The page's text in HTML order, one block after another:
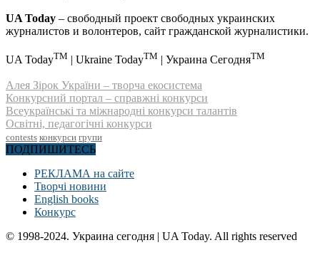
UA Today – свободный проект свободных украинских
журналистов и волонтеров, сайт гражданской журналистики.
UA TodayTM | Ukraine TodayTM | Украина СегодняTM
Алея Зірок України – творча екосистема
Конкурсний портал – справжні конкурси
Всеукраїнські та міжнародні конкурси талантів
Освітні, педагогічні конкурси
contests конкурси групи
ПОДПИШИТЕСЬ
РЕКЛАМА на сайте
Творчі новини
English books
Конкурс
© 1998-2024. Украина сегодня | UA Today. All rights reserved